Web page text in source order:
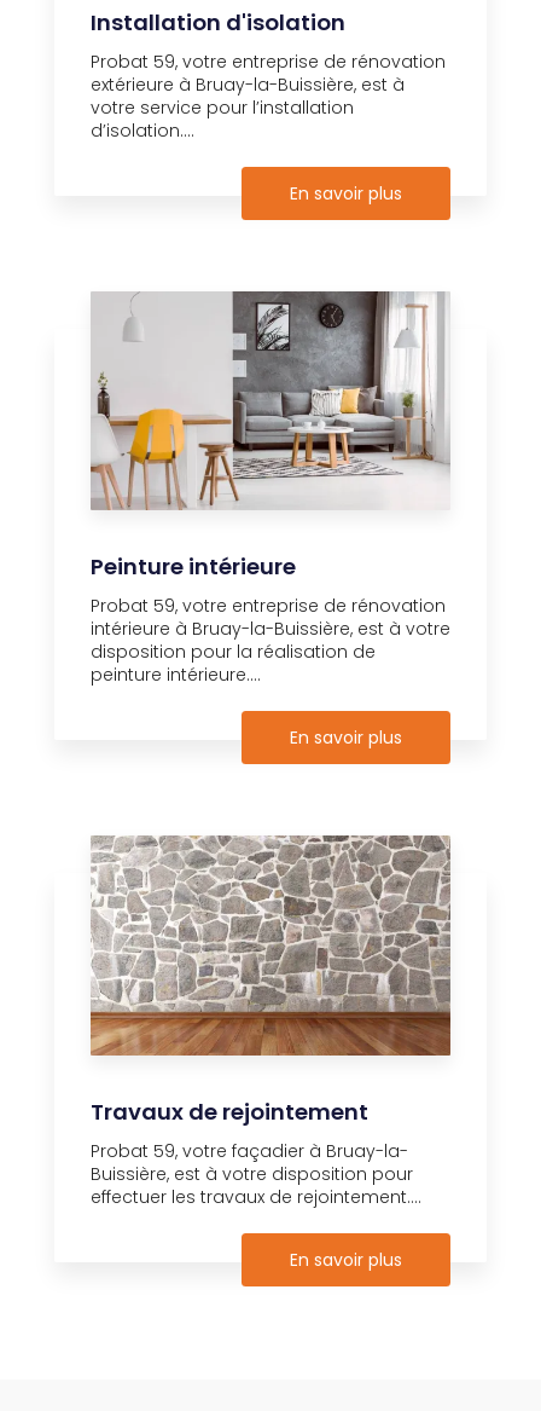
Installation d'isolation
Probat 59, votre entreprise de rénovation
extérieure à Bruay-la-Buissière, est à
votre service pour l’installation
d’isolation....
En savoir plus
Peinture intérieure
Probat 59, votre entreprise de rénovation
intérieure à Bruay-la-Buissière, est à votre
disposition pour la réalisation de
peinture intérieure....
En savoir plus
Travaux de rejointement
Probat 59, votre façadier à Bruay-la-
Buissière, est à votre disposition pour
effectuer les travaux de rejointement....
En savoir plus